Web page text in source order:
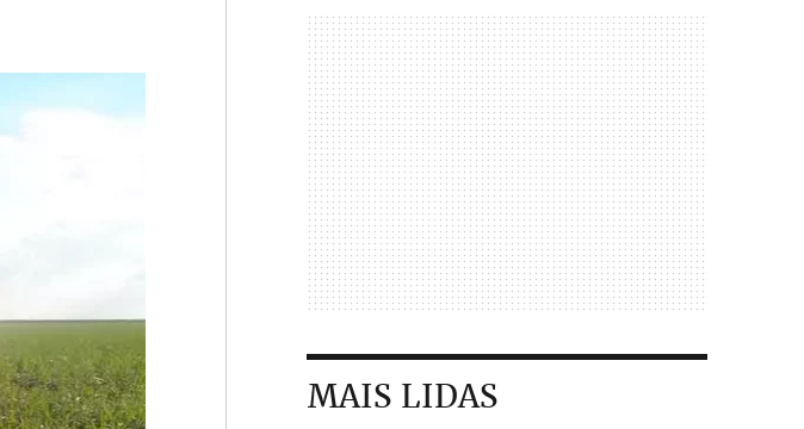
MAIS LIDAS